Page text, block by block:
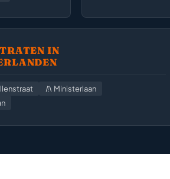
IN
Ministerlaan